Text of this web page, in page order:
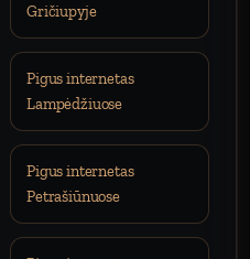
Gričiupyje
Pigus internetas
Lampėdžiuose
Pigus internetas
Petrašiūnuose